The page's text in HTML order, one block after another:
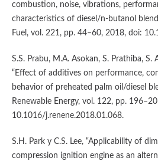
combustion, noise, vibrations,
characteristics of diesel/n-butanol
Fuel, vol. 221, pp. 44–60, 2018, doi:
S.S. Prabu, M.A. Asokan, S. Prathiba, S.
“Effect of additives on performance,
behavior of preheated palm oil/diesel
Renewable Energy, vol. 122, pp.
10.1016/j.renene.2018.01.068.
S.H. Park y C.S. Lee, “Applicability of
compression ignition engine as an